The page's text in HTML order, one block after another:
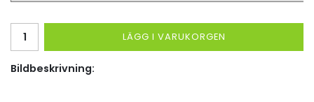
LÄGG I VARUKORGEN
Bildbeskrivning: